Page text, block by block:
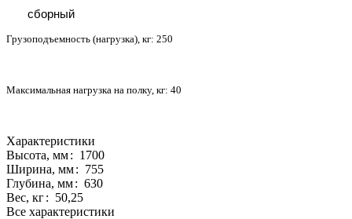
сборный
Грузоподъемность (нагрузка), кг: 250
Максимальная нагрузка на полку, кг: 40
Характеристики
Высота, мм: 1700
Ширина, мм: 755
Глубина, мм: 630
Вес, кг: 50,25
Все характеристики